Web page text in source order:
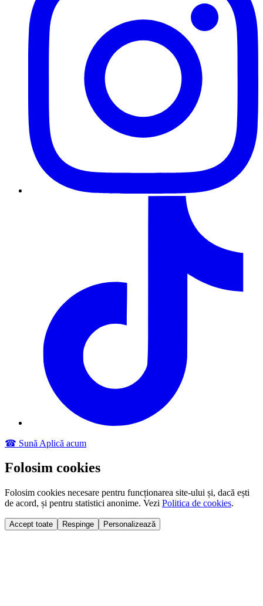
☎ Sună Aplică acum
Folosim cookies
Folosim cookies necesare pentru funcționarea site-ului și, dacă ești
de acord, și pentru statistici anonime. Vezi Politica de cookies.
Accept toate Respinge Personalizează